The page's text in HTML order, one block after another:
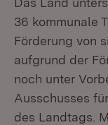
36 kommunale
Förderung von
aufgrund der
noch unter
Ausschusses
des Landtags.